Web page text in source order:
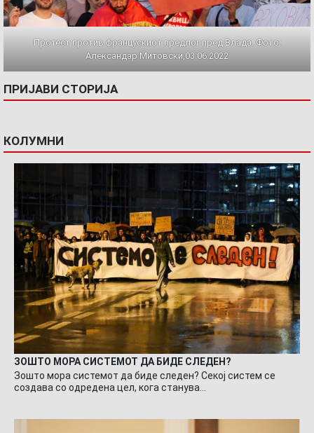
Протест против францускиот предлог пред Влада. Фото:
Александар Митовски,03.06.2022
ПРИЈАВИ СТОРИЈА
КОЛУМНИ
ЗОШТО МОРА СИСТЕМОТ ДА БИДЕ СЛЕДЕН?
Зошто мора системот да биде следен? Секој систем се
создава со одредена цел, кога станува…